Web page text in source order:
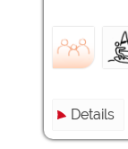
Details